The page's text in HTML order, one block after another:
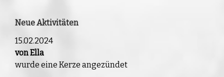
Neue Aktivitäten
15.02.2024
von Ella
wurde eine Kerze angezündet